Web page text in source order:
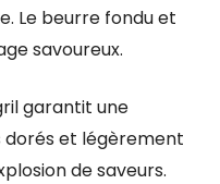
Le beurre fondu et
savoureux.
garantit une
dorés et légèrement
de saveurs.